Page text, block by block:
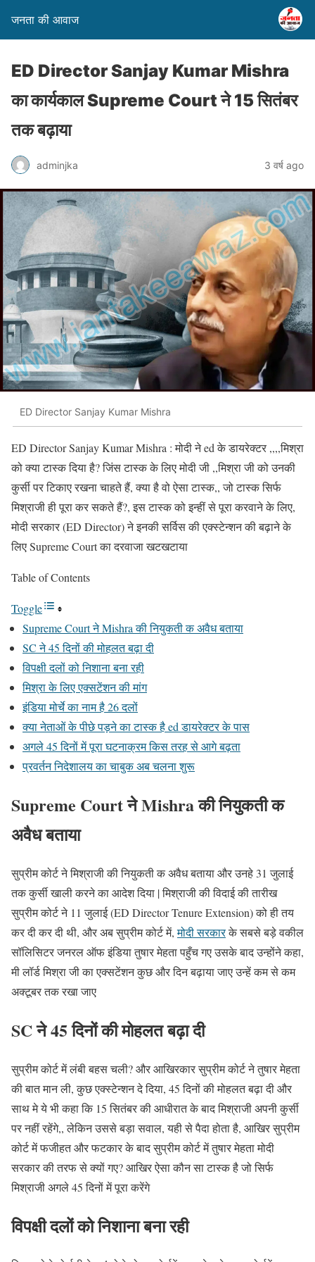
जनता की आवाज
ED Director Sanjay Kumar Mishra
का कार्यकाल Supreme Court ने 15 सितंबर
तक बढ़ाया
adminjka 3 वर्ष ago
ED Director Sanjay Kumar Mishra
ED Director Sanjay Kumar Mishra : मोदी ने ed के डायरेक्टर ,,,,मिश्रा
को क्या टास्क दिया है? जिंस टास्क के लिए मोदी जी ,,मिश्रा जी को उनकी
कुर्सी पर टिकाए रखना चाहते हैं, क्या है वो ऐसा टास्क,, जो टास्क सिर्फ
मिश्राजी ही पूरा कर सकते हैं?, इस टास्क को इन्हीं से पूरा करवाने के लिए,
मोदी सरकार (ED Director) ने इनकी सर्विस की एक्स्टेन्शन की बढ़ाने के
लिए Supreme Court का दरवाजा खटखटाया
Table of Contents
Toggle
Supreme Court ने Mishra की नियुकती क अवैध बताया
SC ने 45 दिनों की मोहलत बढ़ा दी
विपक्षी दलों को निशाना बना रही
मिश्रा के लिए एक्सटेंशन की मांग
इंडिया मोर्चे का नाम है 26 दलों
क्या नेताओं के पीछे पड़ने का टास्क है ed डायरेक्टर के पास
अगले 45 दिनों में पूरा घटनाक्रम किस तरह से आगे बढ़ता
प्रवर्तन निदेशालय का चाबुक अब चलना शुरू
Supreme Court ने Mishra की नियुकती क
अवैध बताया
सुप्रीम कोर्ट ने मिश्राजी की नियुकती क अवैध बताया और उनहे 31 जुलाई
तक कुर्सी खाली करने का आदेश दिया | मिश्राजी की विदाई की तारीख
सुप्रीम कोर्ट ने 11 जुलाई (ED Director Tenure Extension) को ही तय
कर दी कर दी थी, और अब सुप्रीम कोर्ट में,मोदी सरकारके सबसे बड़े वकील
सॉलिसिटर जनरल ऑफ इंडिया तुषार मेहता पहुँच गए उसके बाद उन्होंने कहा,
मी लॉर्ड मिश्रा जी का एक्सटेंशन कुछ और दिन बढ़ाया जाए उन्हें कम से कम
अक्टूबर तक रखा जाए
SC ने 45 दिनों की मोहलत बढ़ा दी
सुप्रीम कोर्ट में लंबी बहस चली? और आखिरकार सुप्रीम कोर्ट ने तुषार मेहता
की बात मान ली, कुछ एक्स्टेन्शन दे दिया, 45 दिनों की मोहलत बढ़ा दी और
साथ मे ये भी कहा कि 15 सितंबर की आधीरात के बाद मिश्राजी अपनी कुर्सी
पर नहीं रहेंगे,, लेकिन उससे बड़ा सवाल, यही से पैदा होता है, आखिर सुप्रीम
कोर्ट में फजीहत और फटकार के बाद सुप्रीम कोर्ट में तुषार मेहता मोदी
सरकार की तरफ से क्यों गए? आखिर ऐसा कौन सा टास्क है जो सिर्फ
मिश्राजी अगले 45 दिनों में पूरा करेंगे
विपक्षी दलों को निशाना बना रही